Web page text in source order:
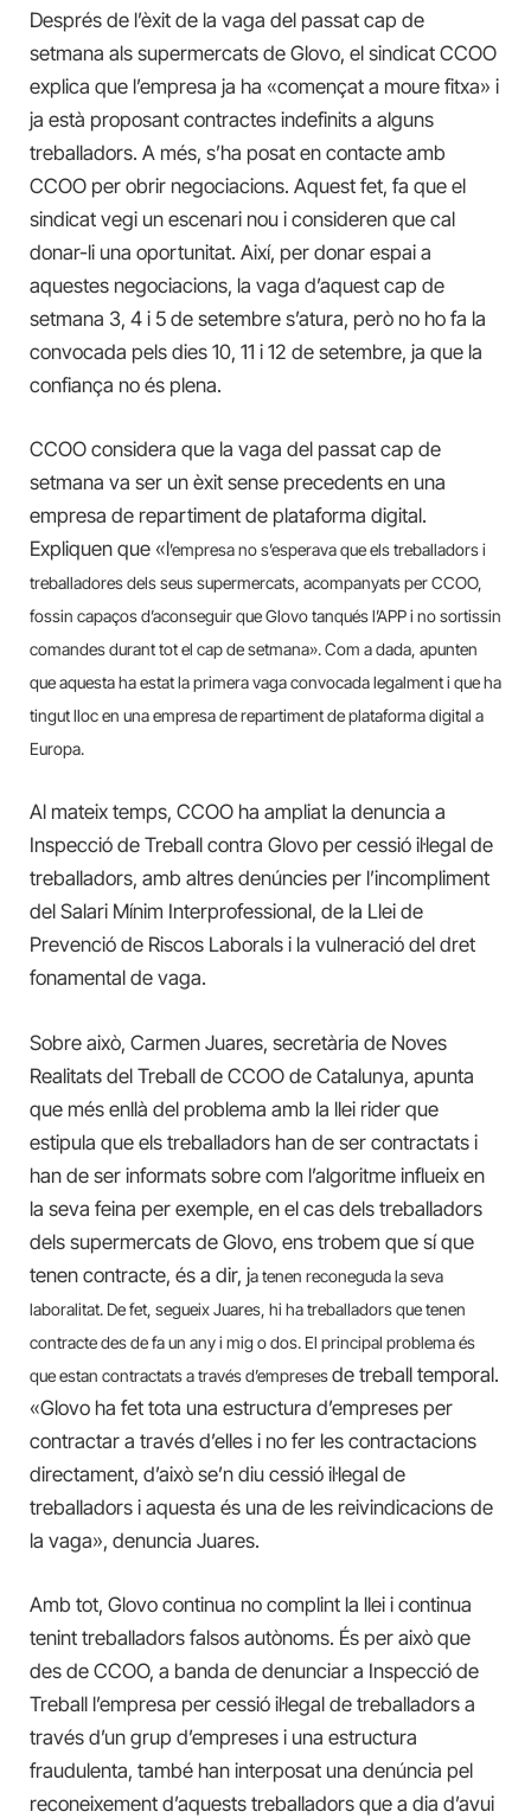
Després de l’èxit de la vaga del passat cap de
setmana als supermercats de Glovo, el sindicat CCOO
explica que l’empresa ja ha «començat a moure fitxa» i
ja està proposant contractes indefinits a alguns
treballadors. A més, s’ha posat en contacte amb
CCOO per obrir negociacions. Aquest fet, fa que el
sindicat vegi un escenari nou i consideren que cal
donar-li una oportunitat. Així, per donar espai a
aquestes negociacions, la vaga d’aquest cap de
setmana 3, 4 i 5 de setembre s’atura, però no ho fa la
convocada pels dies 10, 11 i 12 de setembre, ja que la
confiança no és plena.
CCOO considera que la vaga del passat cap de
setmana va ser un èxit sense precedents en una
empresa de repartiment de plataforma digital.
Expliquen que «l’empresa no s’esperava que els treballadors i
treballadores dels seus supermercats, acompanyats per CCOO,
fossin capaços d’aconseguir que Glovo tanqués l’APP i no sortissin
comandes durant tot el cap de setmana». Com a dada, apunten
que aquesta ha estat la primera vaga convocada legalment i que ha
tingut lloc en una empresa de repartiment de plataforma digital a
Europa.
Al mateix temps, CCOO ha ampliat la denuncia a
Inspecció de Treball contra Glovo per cessió il·legal de
treballadors, amb altres denúncies per l’incompliment
del Salari Mínim Interprofessional, de la Llei de
Prevenció de Riscos Laborals i la vulneració del dret
fonamental de vaga.
Sobre això, Carmen Juares, secretària de Noves
Realitats del Treball de CCOO de Catalunya, apunta
que més enllà del problema amb la llei rider que
estipula que els treballadors han de ser contractats i
han de ser informats sobre com l’algoritme influeix en
la seva feina per exemple, en el cas dels treballadors
dels supermercats de Glovo, ens trobem que sí que
tenen contracte, és a dir, ja tenen reconeguda la seva
laboralitat. De fet, segueix Juares, hi ha treballadors que tenen
contracte des de fa un any i mig o dos. El principal problema és
que estan contractats a través d’empresesde treball temporal.
«Glovo ha fet tota una estructura d’empreses per
contractar a través d’elles i no fer les contractacions
directament, d’això se’n diu cessió il·legal de
treballadors i aquesta és una de les reivindicacions de
la vaga», denuncia Juares.
Amb tot, Glovo continua no complint la llei i continua
tenint treballadors falsos autònoms. És per això que
des de CCOO, a banda de denunciar a Inspecció de
Treball l’empresa per cessió il·legal de treballadors a
través d’un grup d’empreses i una estructura
fraudulenta, també han interposat una denúncia pel
reconeixement d’aquests treballadors que a dia d’avui